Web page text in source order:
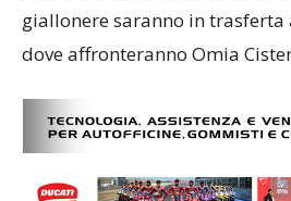
giallonere saranno in trasferta
dove affronteranno Omia